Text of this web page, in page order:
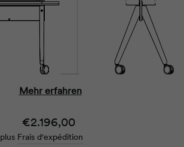
Mehr erfahren
Prix
​​
€2.196,00
plus Frais d'expédition